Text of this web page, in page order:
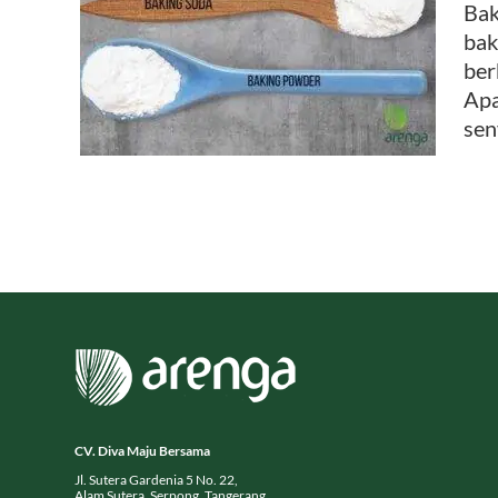
CV. Diva Maju Bersama
Jl. Sutera Gardenia 5 No. 22,